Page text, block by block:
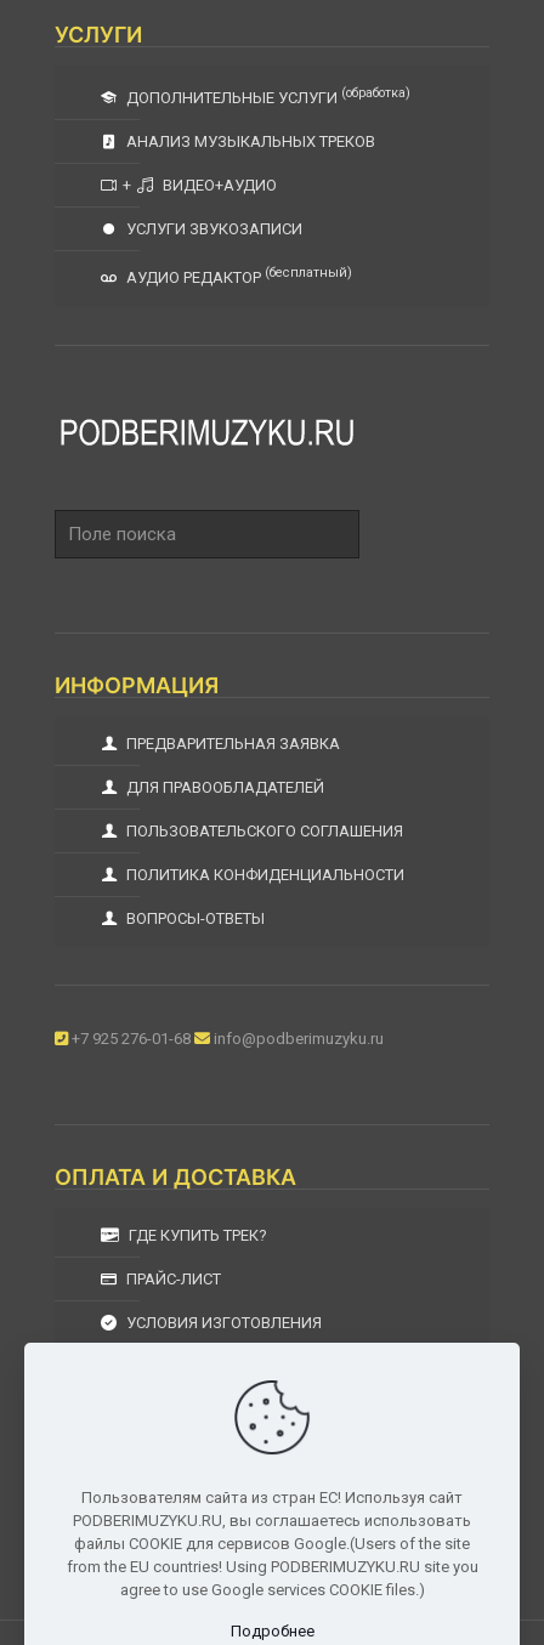
УСЛУГИ
ДОПОЛНИТЕЛЬНЫЕ УСЛУГИ (обработка)
АНАЛИЗ МУЗЫКАЛЬНЫХ ТРЕКОВ
+ ВИДЕО+АУДИО
УСЛУГИ ЗВУКОЗАПИСИ
АУДИО РЕДАКТОР (бесплатный)
поиска
ИНФОРМАЦИЯ
ПРЕДВАРИТЕЛЬНАЯ ЗАЯВКА
ДЛЯ ПРАВООБЛАДАТЕЛЕЙ
ПОЛЬЗОВАТЕЛЬСКОГО СОГЛАШЕНИЯ
ПОЛИТИКА КОНФИДЕНЦИАЛЬНОСТИ
ВОПРОСЫ-ОТВЕТЫ
+7 925 276-01-68 info@podberimuzyku.ru
ОПЛАТА И ДОСТАВКА
ГДЕ КУПИТЬ ТРЕК?
ПРАЙС-ЛИСТ
УСЛОВИЯ ИЗГОТОВЛЕНИЯ
УСЛОВИЯ ВОЗВРАТА
г. Москва, Московская область, Центральный
федеральный округ, РФ, Россия
Пользователям сайта из стран ЕС! Используя сайт
PODBERIMUZYKU.RU, вы соглашаетесь использовать
файлы COOKIE для сервисов Google.(Users of the site
from the EU countries! Using PODBERIMUZYKU.RU site you
agree to use Google services COOKIE files.)
Подробнее